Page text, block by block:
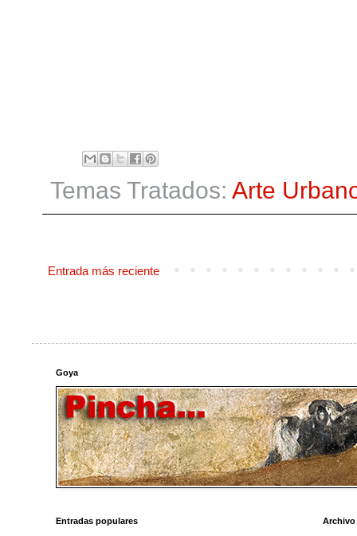
Temas Tratados: Arte
Entrada más reciente
Goya
Entradas populares